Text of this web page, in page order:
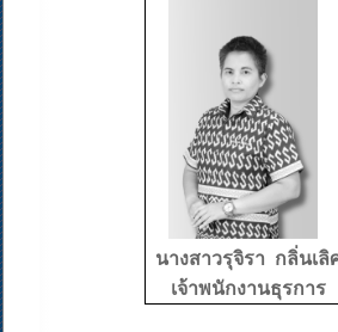
นางสาวรุจิรา กลิ่นเลิ
เจ้าพนักงานธุรการ